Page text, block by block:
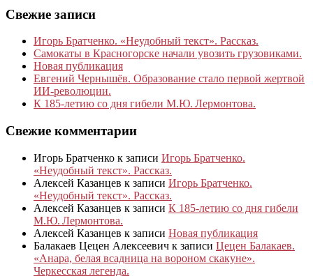
Свежие записи
Игорь Братченко. «Неудобный текст». Рассказ.
Самокаты в Красногорске начали увозить грузовиками.
Новая публикация
Евгений Чернышёв. Образование стало первой жертвой
ИИ-революции.
К 185‑летию со дня гибели М.Ю. Лермонтова.
Свежие комментарии
Игорь Братченко к записи Игорь Братченко.
«Неудобный текст». Рассказ.
Алексей Казанцев к записи Игорь Братченко.
«Неудобный текст». Рассказ.
Алексей Казанцев к записи К 185‑летию со дня гибели
М.Ю. Лермонтова.
Алексей Казанцев к записи Новая публикация
Балакаев Цецен Алексеевич к записи Цецен Балакаев.
«Анара, белая всадница на вороном скакуне».
Черкесская легенда.